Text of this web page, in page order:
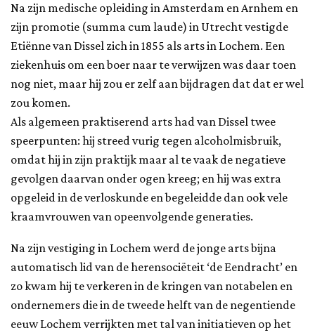
Na zijn medische opleiding in Amsterdam en Arnhem en
zijn promotie (summa cum laude) in Utrecht vestigde
Etiënne van Dissel zich in 1855 als arts in Lochem. Een
ziekenhuis om een boer naar te verwijzen was daar toen
nog niet, maar hij zou er zelf aan bijdragen dat dat er wel
zou komen.
Als algemeen praktiserend arts had van Dissel twee
speerpunten: hij streed vurig tegen alcoholmisbruik,
omdat hij in zijn praktijk maar al te vaak de negatieve
gevolgen daarvan onder ogen kreeg; en hij was extra
opgeleid in de verloskunde en begeleidde dan ook vele
kraamvrouwen van opeenvolgende generaties.
Na zijn vestiging in Lochem werd de jonge arts bijna
automatisch lid van de herensociëteit ‘de Eendracht’ en
zo kwam hij te verkeren in de kringen van notabelen en
ondernemers die in de tweede helft van de negentiende
eeuw Lochem verrijkten met tal van initiatieven op het